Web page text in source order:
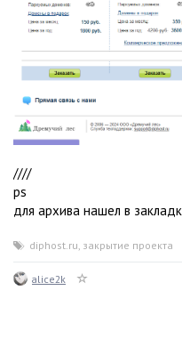
////
ps
для архива нашел в
diphost.ru закрытие проекта
alice2k